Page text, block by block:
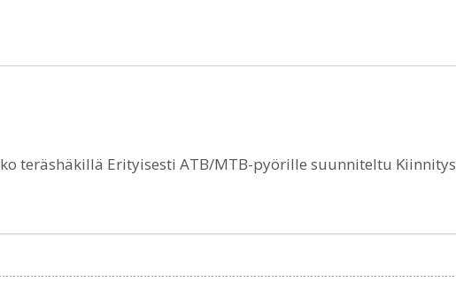
teräshäkillä Erityisesti ATB/MTB-pyörille suunniteltu Kiinnitys